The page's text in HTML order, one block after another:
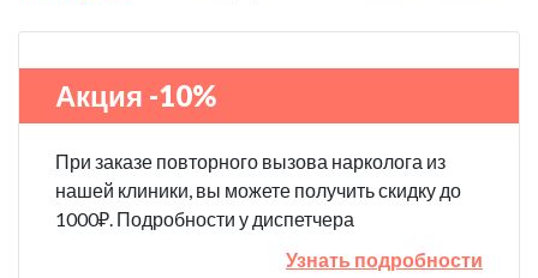
Акция -10%
При заказе повторного вызова нарколога из
нашей клиники, вы можете получить скидку до
1000₽. Подробности у диспетчера
Узнать подробности